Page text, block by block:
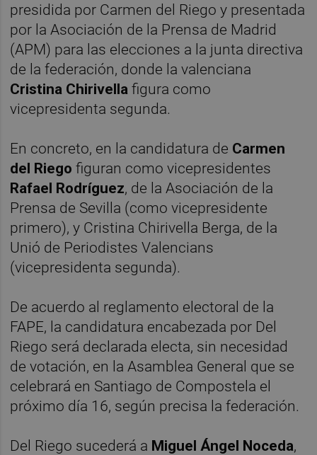
presidida por Carmen del Riego y presentada
por la Asociación de la Prensa de Madrid
(APM) para las elecciones a la junta directiva
de la federación, donde la valenciana
Cristina Chirivella figura como
vicepresidenta segunda.
En concreto, en la candidatura de Carmen
del Riego figuran como vicepresidentes
Rafael Rodríguez, de la Asociación de la
Prensa de Sevilla (como vicepresidente
primero), y Cristina Chirivella Berga, de la
Unió de Periodistes Valencians
(vicepresidenta segunda).
De acuerdo al reglamento electoral de la
FAPE, la candidatura encabezada por Del
Riego será declarada electa, sin necesidad
de votación, en la Asamblea General que se
celebrará en Santiago de Compostela el
próximo día 16, según precisa la federación.
Del Riego sucederá a Miguel Ángel Noceda,